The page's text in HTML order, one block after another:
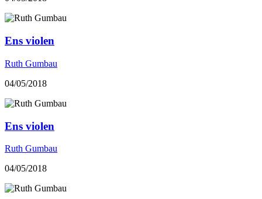
Ens violen
Ruth Gumbau
04/05/2018
Ens violen
Ruth Gumbau
04/05/2018